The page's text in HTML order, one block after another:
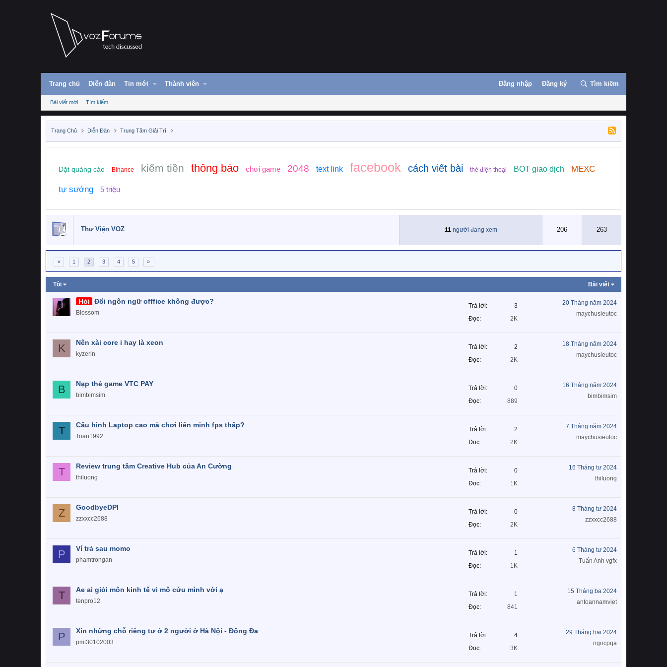
Trang chủ Diễn đàn Tin mới Thành viên Đăng nhập Đăng ký Tìm kiếm
Bài viết mới Tìm kiếm
Trang Chủ Diễn Đàn Trung Tâm Giải Trí
Đặt quảng cáo Binance kiếm tiền thông báo chơi game 2048 text link facebook cách viết bài thẻ điện thoại BOT giao dịch MEXC
tự sướng 5 triệu
Thư Viện VOZ 11 người đang xem 263
206
« 1 2 3 4 5 »
Tôi Bài viết
Hỏi Đổi ngôn ngữ offfice không được?
Blossom
Trả lời
3
Đọc
2K
20 Tháng năm 2024
maychusieutoc
K Nên xài core i hay là xeon
kyzerin
Trả lời
2
Đọc
2K
18 Tháng năm 2024
maychusieutoc
B Nạp thẻ game VTC PAY
bimbimsim
Trả lời
0
Đọc
889
16 Tháng năm 2024
bimbimsim
T Cấu hình Laptop cao mà chơi liên minh fps thấp?
Toan1992
Trả lời
2
Đọc
2K
7 Tháng năm 2024
maychusieutoc
T Review trung tâm Creative Hub của An Cường
thiluong
Trả lời
0
Đọc
1K
16 Tháng tư 2024
thiluong
Z GoodbyeDPI
zzxxcc2688
Trả lời
0
Đọc
2K
8 Tháng tư 2024
zzxxcc2688
P Ví trả sau momo
phamtrongan
Trả lời
1
Đọc
1K
6 Tháng tư 2024
Tuấn Anh vgfx
T Ae ai giỏi môn kinh tế vi mô cứu mình với ạ
tenpro12
Trả lời
1
Đọc
841
15 Tháng ba 2024
antoannamviet
P Xin những chỗ riêng tư ở 2 người ở Hà Nội - Đống Đa
pmt30102003
Trả lời
4
Đọc
3K
29 Tháng hai 2024
ngocpqa